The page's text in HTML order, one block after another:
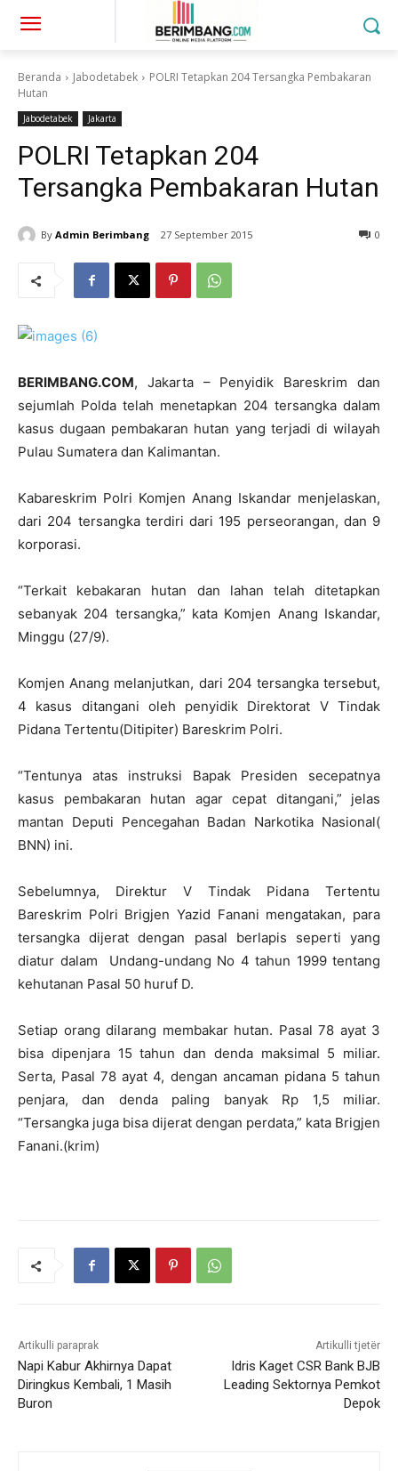
Beranda Jabodetabek
POLRI Tetapkan 204 Tersangka Pembakaran
Hutan
Jabodetabek Jakarta
POLRI Tetapkan 204
Tersangka Pembakaran Hutan
By Admin Berimbang 27 September 2015 0
BERIMBANG.COM, Jakarta – Penyidik Bareskrim dan
sejumlah Polda telah menetapkan 204 tersangka dalam
kasus dugaan pembakaran hutan yang terjadi di wilayah
Pulau Sumatera dan Kalimantan.
Kabareskrim Polri Komjen Anang Iskandar menjelaskan,
dari 204 tersangka terdiri dari 195 perseorangan, dan 9
korporasi.
“Terkait kebakaran hutan dan lahan telah ditetapkan
sebanyak 204 tersangka,” kata Komjen Anang Iskandar,
Minggu (27/9).
Komjen Anang melanjutkan, dari 204 tersangka tersebut,
4 kasus ditangani oleh penyidik Direktorat V Tindak
Pidana Tertentu(Ditipiter) Bareskrim Polri.
“Tentunya atas instruksi Bapak Presiden secepatnya
kasus pembakaran hutan agar cepat ditangani,” jelas
mantan Deputi Pencegahan Badan Narkotika Nasional(
BNN) ini.
Sebelumnya, Direktur V Tindak Pidana Tertentu
Bareskrim Polri Brigjen Yazid Fanani mengatakan, para
tersangka dijerat dengan pasal berlapis seperti yang
diatur dalam Undang-undang No 4 tahun 1999 tentang
kehutanan Pasal 50 huruf D.
Setiap orang dilarang membakar hutan. Pasal 78 ayat 3
bisa dipenjara 15 tahun dan denda maksimal 5 miliar.
Serta, Pasal 78 ayat 4, dengan ancaman pidana 5 tahun
penjara, dan denda paling banyak Rp 1,5 miliar.
“Tersangka juga bisa dijerat dengan perdata,” kata Brigjen
Fanani.(krim)
Artikulli paraprak
Napi Kabur Akhirnya Dapat
Diringkus Kembali, 1 Masih
Buron
Artikulli tjetër
Idris Kaget CSR Bank BJB
Leading Sektornya Pemkot
Depok